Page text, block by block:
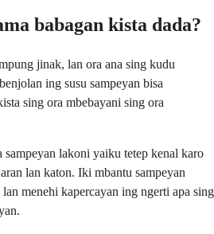
babagan kista dada?
jinak, lan ora ana sing kudu
ing susu sampeyan bisa
sing ora mbebayani sing ora
lakoni yaiku tetep kenal karo
lan katon. Iki mbantu sampeyan
menehi kapercayan ing ngerti apa sing